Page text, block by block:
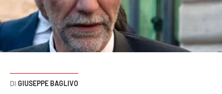
Sanità
Sport
GIUSEPPE BAGLIVO